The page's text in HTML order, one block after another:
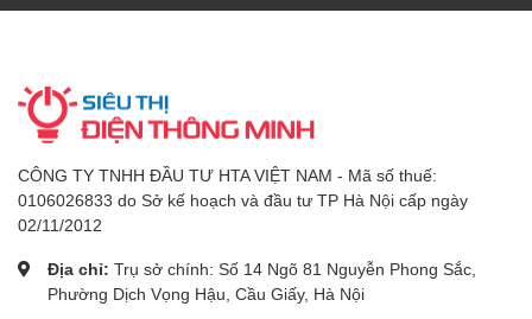
CÔNG TY TNHH ĐẦU TƯ HTA VIỆT NAM - Mã số thuế:
0106026833 do Sở kế hoạch và đầu tư TP Hà Nội cấp ngày
02/11/2012
Địa chỉ: Trụ sở chính: Số 14 Ngõ 81 Nguyễn Phong Sắc,
Phường Dịch Vọng Hậu, Cầu Giấy, Hà Nội